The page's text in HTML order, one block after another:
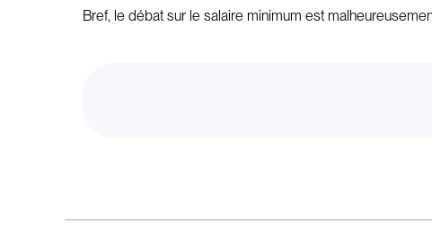
Bref, le débat sur le salaire minimum est